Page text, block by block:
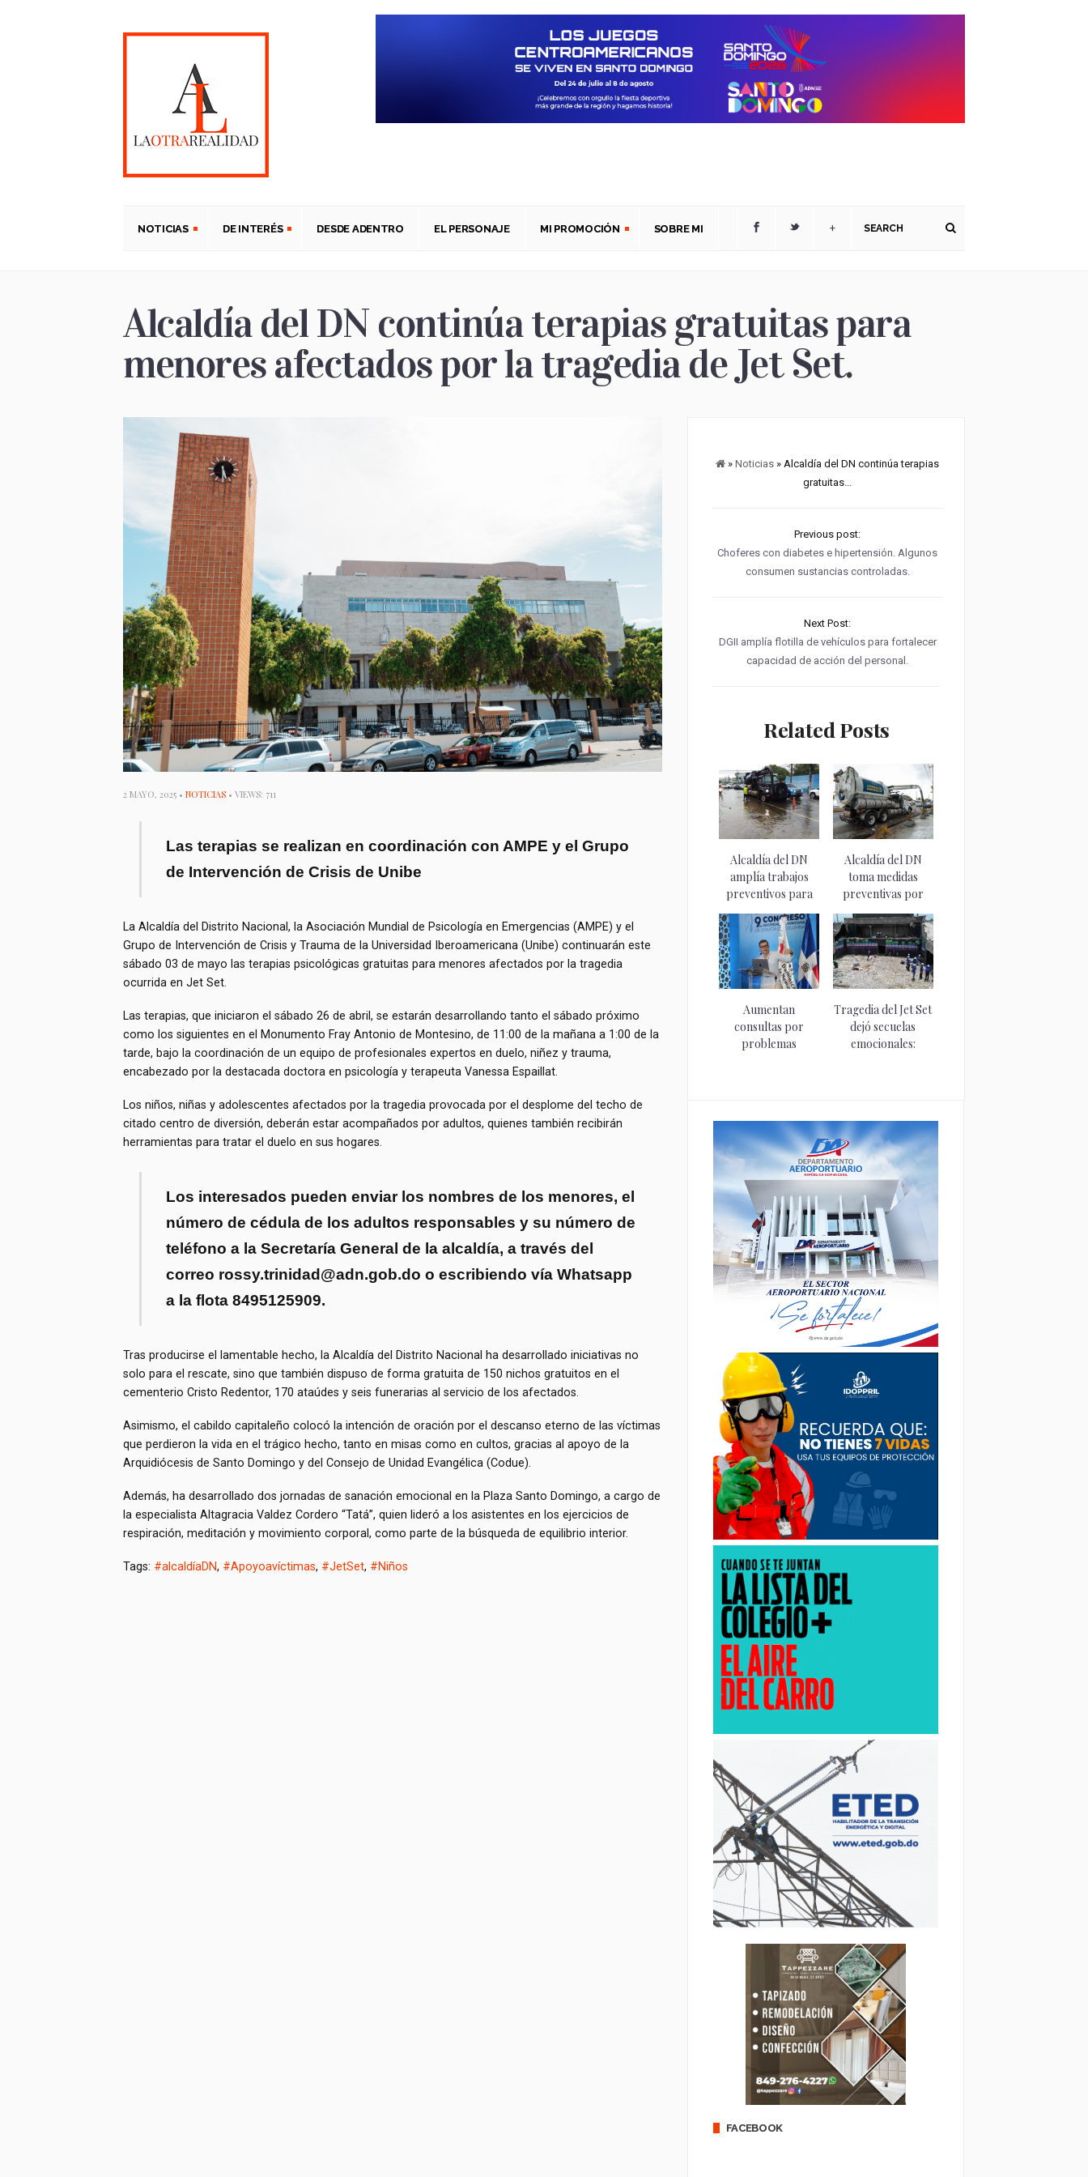
NOTICIAS DE INTERÉS DESDE ADENTRO EL PERSONAJE MI PROMOCIÓN SOBRE MI +
Alcaldía del DN continúa terapias gratuitas para
menores afectados por la tragedia de Jet Set.
2 MAYO, 2025 • NOTICIAS • VIEWS: 711
Las terapias se realizan en coordinación con AMPE y el Grupo
de Intervención de Crisis de Unibe
La Alcaldía del Distrito Nacional, la Asociación Mundial de Psicología en Emergencias (AMPE) y el
Grupo de Intervención de Crisis y Trauma de la Universidad Iberoamericana (Unibe) continuarán este
sábado 03 de mayo las terapias psicológicas gratuitas para menores afectados por la tragedia
ocurrida en Jet Set.
Las terapias, que iniciaron el sábado 26 de abril, se estarán desarrollando tanto el sábado próximo
como los siguientes en el Monumento Fray Antonio de Montesino, de 11:00 de la mañana a 1:00 de la
tarde, bajo la coordinación de un equipo de profesionales expertos en duelo, niñez y trauma,
encabezado por la destacada doctora en psicología y terapeuta Vanessa Espaillat.
Los niños, niñas y adolescentes afectados por la tragedia provocada por el desplome del techo de
citado centro de diversión, deberán estar acompañados por adultos, quienes también recibirán
herramientas para tratar el duelo en sus hogares.
Los interesados pueden enviar los nombres de los menores, el
número de cédula de los adultos responsables y su número de
teléfono a la Secretaría General de la alcaldía, a través del
correo rossy.trinidad@adn.gob.do o escribiendo vía Whatsapp
a la flota 8495125909.
Tras producirse el lamentable hecho, la Alcaldía del Distrito Nacional ha desarrollado iniciativas no
solo para el rescate, sino que también dispuso de forma gratuita de 150 nichos gratuitos en el
cementerio Cristo Redentor, 170 ataúdes y seis funerarias al servicio de los afectados.
Asimismo, el cabildo capitaleño colocó la intención de oración por el descanso eterno de las víctimas
que perdieron la vida en el trágico hecho, tanto en misas como en cultos, gracias al apoyo de la
Arquidiócesis de Santo Domingo y del Consejo de Unidad Evangélica (Codue).
Además, ha desarrollado dos jornadas de sanación emocional en la Plaza Santo Domingo, a cargo de
la especialista Altagracia Valdez Cordero “Tatá”, quien lideró a los asistentes en los ejercicios de
respiración, meditación y movimiento corporal, como parte de la búsqueda de equilibrio interior.
Tags: #alcaldíaDN, #Apoyoavíctimas, #JetSet, #Niños
»Noticias » Alcaldía del DN continúa terapias
gratuitas...
Previous post:
Choferes con diabetes e hipertensión. Algunos
consumen sustancias controladas.
Next Post:
DGII amplía flotilla de vehículos para fortalecer
capacidad de acción del personal.
Related Posts
Alcaldía del DN
amplía trabajos
preventivos para
mitigar...
Alcaldía del DN
toma medidas
preventivas por
efectos...
Aumentan
consultas por
problemas
Tragedia del Jet Set
dejó secuelas
emocionales:
FACEBOOK